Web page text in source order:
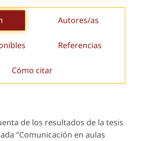
Autores/as
Referencias
Cómo citar
de los resultados de la tesis
“Comunicación en aulas